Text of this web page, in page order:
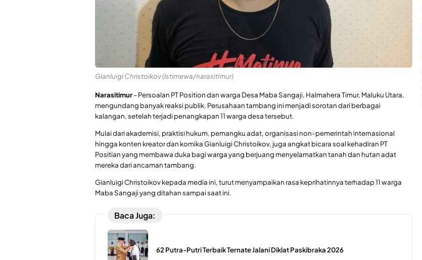
Gianluigi Christoikov (Istimewa/narasitimur)
Narasitimur– Persoalan PT Position dan warga Desa Maba Sangaji, Halmahera Timur, Maluku Utara,
mengundang banyak reaksi publik. Perusahaan tambang ini menjadi sorotan dari berbagai
kalangan, setelah terjadi penangkapan 11 warga desa tersebut.
Mulai dari akademisi, praktisi hukum, pemangku adat, organisasi non-pemerintah internasional
hingga konten kreator dan komika Gianluigi Christoikov, juga angkat bicara soal kehadiran PT
Positian yang membawa duka bagi warga yang berjuang menyelamatkan tanah dan hutan adat
mereka dari ancaman tambang.
Gianluigi Christoikov kepada media ini, turut menyampaikan rasa keprihatinnya terhadap 11 warga
Maba Sangaji yang ditahan sampai saat ini.
Baca Juga:
62 Putra-Putri Terbaik Ternate Jalani Diklat Paskibraka 2026